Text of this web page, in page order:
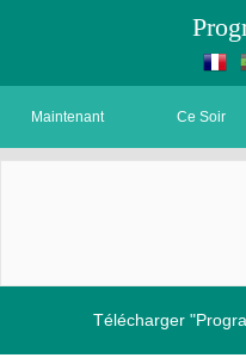
Maintenant Ce Soir
Télécharger